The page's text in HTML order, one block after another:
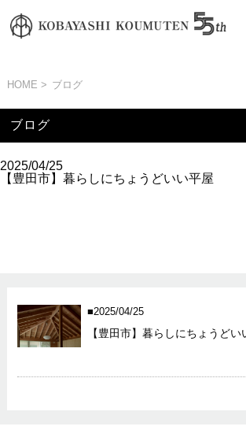
HOME ブログ
ブログ
2025/04/25
【豊田市】暮らしにちょうどいい平屋
2025/04/25
【豊田市】暮らしにちょうどい